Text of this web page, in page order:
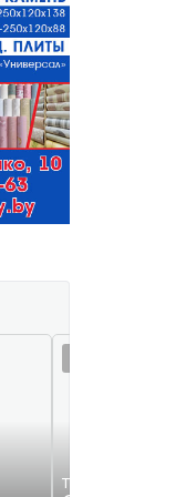
Требуются на